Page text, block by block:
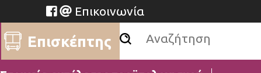
Επικοινωνία
Επισκέπτης